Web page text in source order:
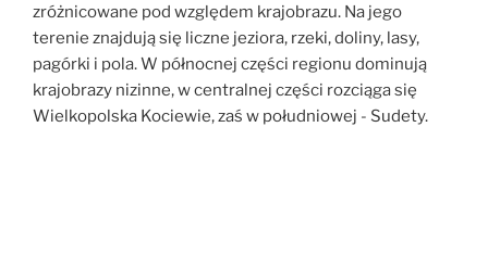
zróżnicowane pod względem krajobrazu. Na jego
terenie znajdują się liczne jeziora, rzeki, doliny, lasy,
pagórki i pola. W północnej części regionu dominują
krajobrazy nizinne, w centralnej części rozciąga się
Wielkopolska Kociewie, zaś w południowej - Sudety.